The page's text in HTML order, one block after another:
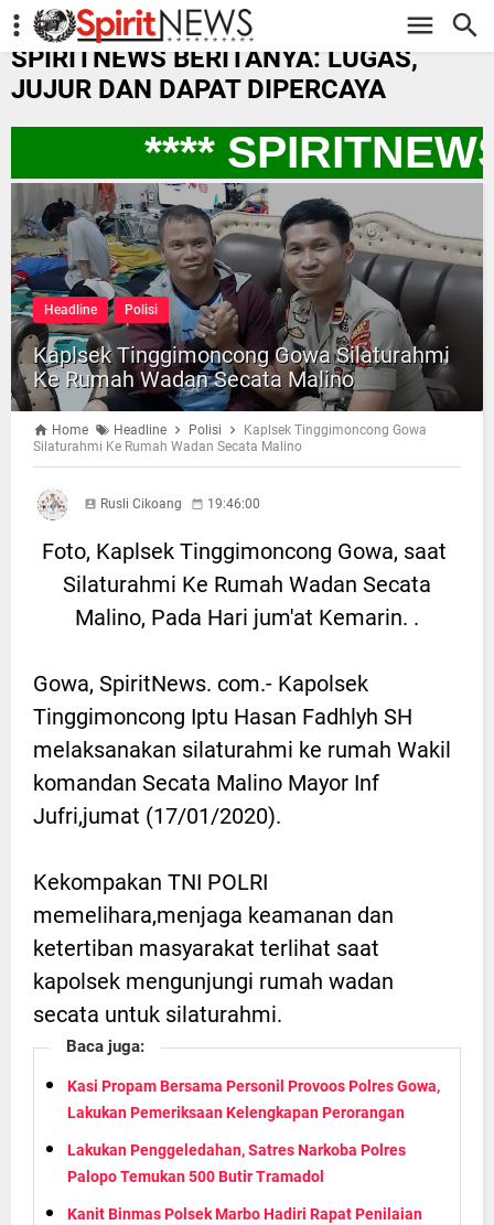
-->
SPIRITNEWS BERITANYA: LUGAS,
JUJUR DAN DAPAT DIPERCAYA
****
Headline Polisi
Kaplsek Tinggimoncong Gowa Silaturahmi
Ke Rumah Wadan Secata Malino
Home Headline Polisi
Kaplsek Tinggimoncong Gowa
Silaturahmi Ke Rumah Wadan Secata Malino
Rusli Cikoang 19:46:00
Foto, Kaplsek Tinggimoncong Gowa, saat
Silaturahmi Ke Rumah Wadan Secata
Malino, Pada Hari jum'at Kemarin. .
Gowa, SpiritNews. com.- Kapolsek
Tinggimoncong Iptu Hasan Fadhlyh SH
melaksanakan silaturahmi ke rumah Wakil
komandan Secata Malino Mayor Inf
Jufri,jumat (17/01/2020).
Kekompakan TNI POLRI
memelihara,menjaga keamanan dan
ketertiban masyarakat terlihat saat
kapolsek mengunjungi rumah wadan
secata untuk silaturahmi.
Baca juga:
Kasi Propam Bersama Personil Provoos Polres Gowa,
Lakukan Pemeriksaan Kelengkapan Perorangan
Lakukan Penggeledahan, Satres Narkoba Polres
Palopo Temukan 500 Butir Tramadol
Kanit Binmas Polsek Marbo Hadiri Rapat Penilaian